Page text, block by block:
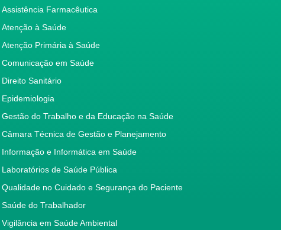
Assistência Farmacêutica
Atenção à Saúde
Atenção Primária à Saúde
Comunicação em Saúde
Direito Sanitário
Epidemiologia
Gestão do Trabalho e da Educação na Saúde
Câmara Técnica de Gestão e Planejamento
Informação e Informática em Saúde
Laboratórios de Saúde Pública
Qualidade no Cuidado e Segurança do Paciente
Saúde do Trabalhador
Vigilância em Saúde Ambiental